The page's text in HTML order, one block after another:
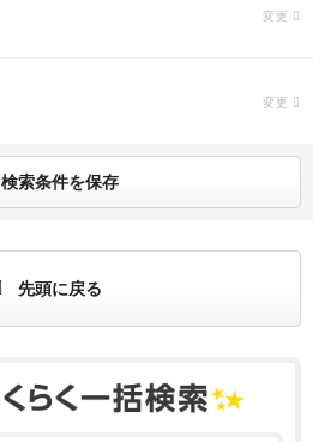
変更
変更
検索条件を保存
先頭に戻る